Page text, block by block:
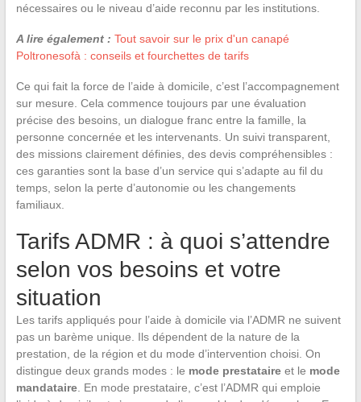
nécessaires ou le niveau d’aide reconnu par les institutions.
A lire également : Tout savoir sur le prix d'un canapé
Poltronesofà : conseils et fourchettes de tarifs
Ce qui fait la force de l’aide à domicile, c’est l’accompagnement
sur mesure. Cela commence toujours par une évaluation
précise des besoins, un dialogue franc entre la famille, la
personne concernée et les intervenants. Un suivi transparent,
des missions clairement définies, des devis compréhensibles :
ces garanties sont la base d’un service qui s’adapte au fil du
temps, selon la perte d’autonomie ou les changements
familiaux.
Tarifs ADMR : à quoi s’attendre
selon vos besoins et votre
situation
Les tarifs appliqués pour l’aide à domicile via l’ADMR ne suivent
pas un barème unique. Ils dépendent de la nature de la
prestation, de la région et du mode d’intervention choisi. On
distingue deux grands modes : le mode prestataireet le mode
mandataire. En mode prestataire, c’est l’ADMR qui emploie